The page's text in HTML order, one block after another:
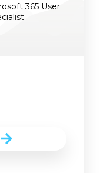
365 User